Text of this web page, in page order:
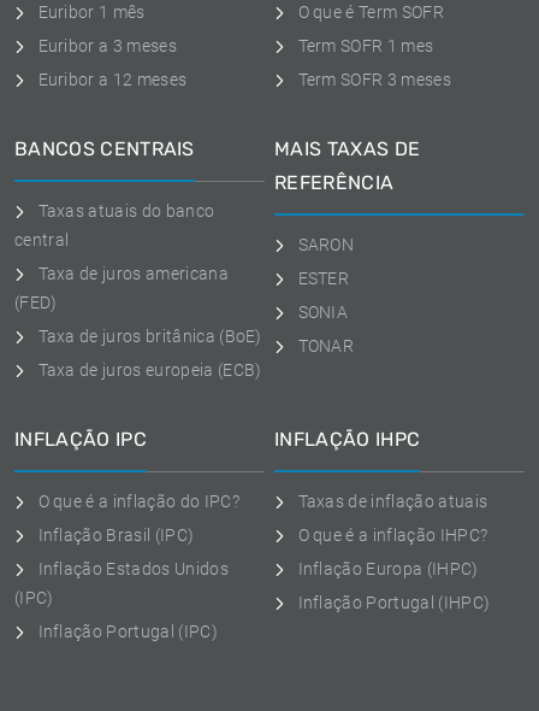
Euribor 1 mês
Euribor a 3 meses
Euribor a 12 meses
O que é Term SOFR
Term SOFR 1 mes
Term SOFR 3 meses
BANCOS CENTRAIS
Taxas atuais do banco
central
Taxa de juros americana
(FED)
Taxa de juros britânica (BoE)
Taxa de juros europeia (ECB)
MAIS TAXAS DE
REFERÊNCIA
SARON
ESTER
SONIA
TONAR
INFLAÇÃO IPC
O que é a inflação do IPC?
Inflação Brasil (IPC)
Inflação Estados Unidos
(IPC)
Inflação Portugal (IPC)
INFLAÇÃO IHPC
Taxas de inflação atuais
O que é a inflação IHPC?
Inflação Europa (IHPC)
Inflação Portugal (IHPC)